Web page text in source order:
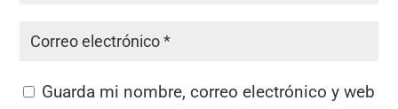
Guarda mi nombre, correo electrónico y web